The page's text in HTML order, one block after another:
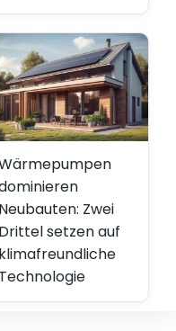
Neubauten: Zwei
Drittel setzen auf
klimafreundliche
Technologie